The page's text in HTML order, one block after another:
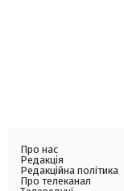
Про нас
Редакція
Редакційна політика
Про телеканал